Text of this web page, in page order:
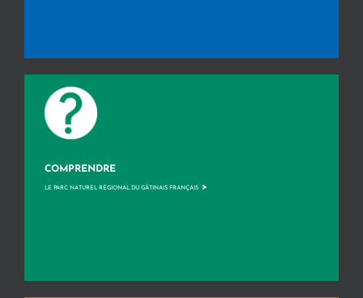
COMPRENDRE
LE PARC NATUREL RÉGIONAL DU GÂTINAIS FRANÇAIS >